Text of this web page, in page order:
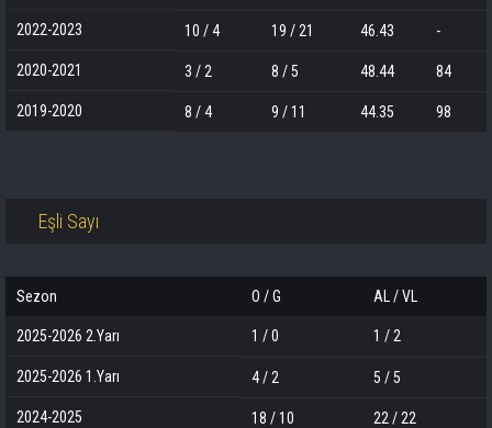
2022-2023 10 / 4 19 / 21 46.43 -
2020-2021 3 / 2 8 / 5 48.44 84
2019-2020 8 / 4 9 / 11 44.35 98
Eşli Sayı
Sezon O / G AL / VL
2025-2026 2.Yarı 1 / 0 1 / 2
2025-2026 1.Yarı 4 / 2 5 / 5
2024-2025 18 / 10 22 / 22